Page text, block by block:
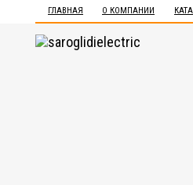
ГЛАВНАЯ О КОМПАНИИ